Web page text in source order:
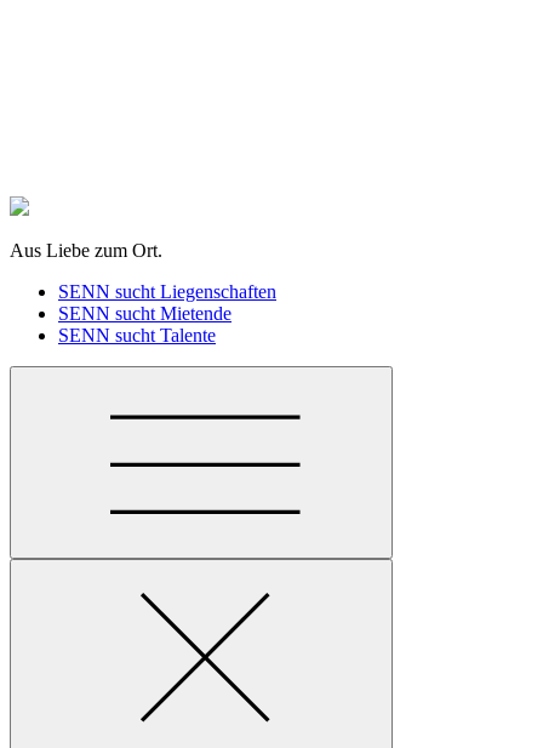
Aus Liebe zum Ort.
SENN sucht Liegenschaften
SENN sucht Mietende
SENN sucht Talente